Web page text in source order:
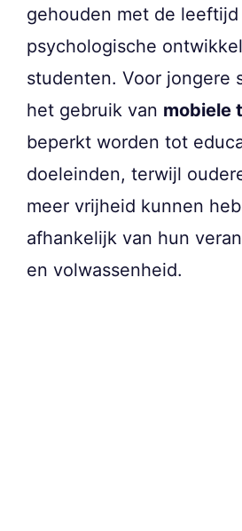
gehouden met de leeftijd
psychologische
studenten. Voor jongere
het gebruik van mobiele
beperkt worden tot
doeleinden, terwijl
meer vrijheid kunnen
afhankelijk van hun
en volwassenheid.